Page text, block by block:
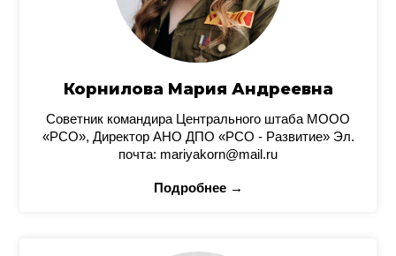
Корнилова Мария Андреевна
Советник командира Центрального штаба МООО
«РСО», Директор АНО ДПО «РСО - Развитие» Эл.
почта: mariyakorn@mail.ru
Подробнее →